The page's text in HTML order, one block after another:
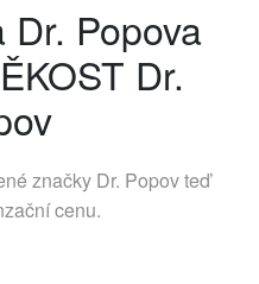
Dr. Popova
Dr.
značky Dr. Popovteď
cenu.